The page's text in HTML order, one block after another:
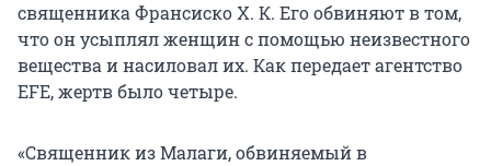
священника Франсиско Х. К. Его обвиняют в том,
что он усыплял женщин с помощью неизвестного
вещества и насиловал их. Как передает агентство
EFE, жертв было четыре.
«Священник из Малаги, обвиняемый в